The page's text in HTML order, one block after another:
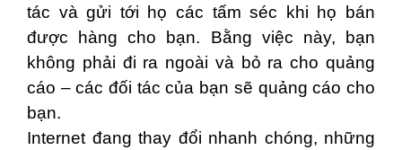
tác và gửi tới họ các tấm séc khi họ bán
được hàng cho bạn. Bằng việc này, bạn
không phải đi ra ngoài và bỏ ra cho quảng
cáo – các đối tác của bạn sẽ quảng cáo cho
bạn.
Internet đang thay đổi nhanh chóng, những